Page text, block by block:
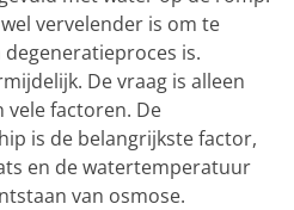
vervelender is om te
is.
De vraag is alleen
vele factoren. De
is de belangrijkste factor,
en de watertemperatuur
van osmose.